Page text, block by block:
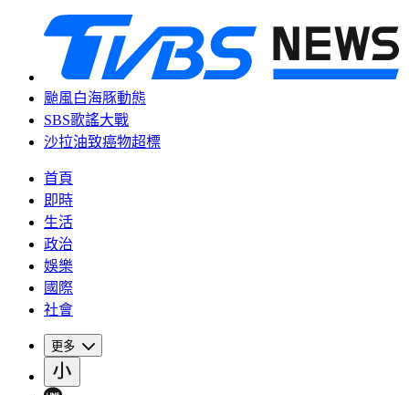
颱風白海豚動態
SBS歌謠大戰
沙拉油致癌物超標
首頁
即時
生活
政治
娛樂
國際
社會
更多